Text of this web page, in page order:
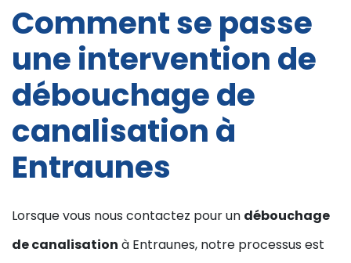
Comment se passe
une intervention de
débouchage de
canalisation à
Entraunes
Lorsque vous nous contactez pour un débouchage
de canalisation à Entraunes, notre processus est